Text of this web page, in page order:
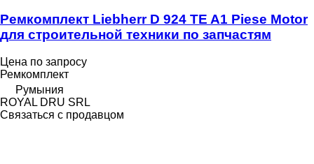
Ремкомплект Liebherr D 924 TE A1 Piese Motor
для строительной техники по запчастям
Цена по запросу
Ремкомплект
Румыния
ROYAL DRU SRL
Связаться с продавцом